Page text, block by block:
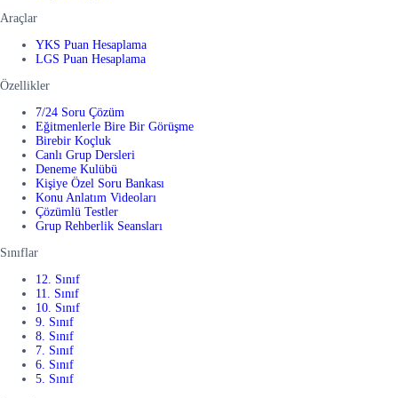
Araçlar
YKS Puan Hesaplama
LGS Puan Hesaplama
Özellikler
7/24 Soru Çözüm
Eğitmenlerle Bire Bir Görüşme
Birebir Koçluk
Canlı Grup Dersleri
Deneme Kulübü
Kişiye Özel Soru Bankası
Konu Anlatım Videoları
Çözümlü Testler
Grup Rehberlik Seansları
Sınıflar
12. Sınıf
11. Sınıf
10. Sınıf
9. Sınıf
8. Sınıf
7. Sınıf
6. Sınıf
5. Sınıf